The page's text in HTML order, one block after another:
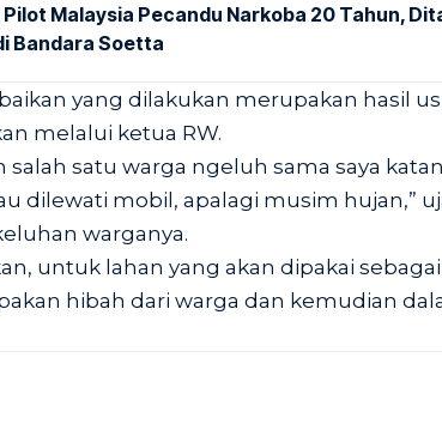
Malaysia Pecandu Narkoba 20 Tahun,
Bandara Soetta
yang dilakukan merupakan hasil
melalui ketua RW.
salah satu warga ngeluh sama saya
dilewati mobil, apalagi musim hujan,”
warganya.
untuk lahan yang akan dipakai sebagai
hibah dari warga dan kemudian